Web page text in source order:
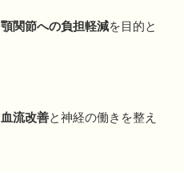
顎関節への負担軽減を目的と
血流改善と神経の働きを整え